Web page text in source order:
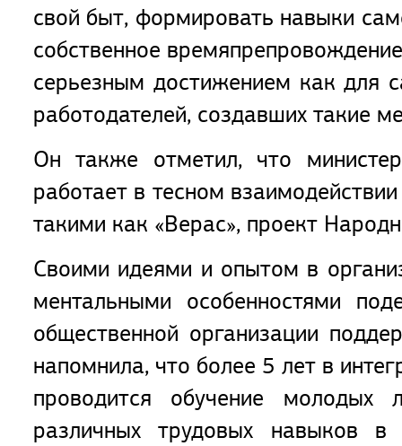
свой быт, формировать навыки
собственное
серьезным достижением как для
работодателей, создавших такие
Он также отметил, что
работает в тесном
такими как «Верас», проект
Своими идеями и опытом в
ментальными особенностями
общественной организации
напомнила, что более 5 лет в
проводится обучение
различных трудовых навыков